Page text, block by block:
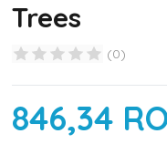
Trees
(0)
846,34